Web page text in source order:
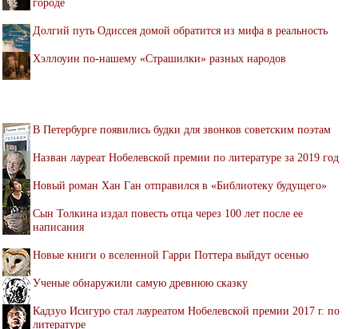
городе
Долгий путь Одиссея домой обратится из мифа в реальность
Хэллоуин по-нашему «Страшилки» разных народов
В Петербурге появились будки для звонков советским поэтам
Назван лауреат Нобелевской премии по литературе за 2019 год
Новый роман Хан Ган отправился в «Библиотеку будущего»
Сын Толкина издал повесть отца через 100 лет после ее
написания
Новые книги о вселенной Гарри Поттера выйдут осенью
Ученые обнаружили самую древнюю сказку
Кадзуо Исигуро стал лауреатом Нобелевской премии 2017 г. по
литературе